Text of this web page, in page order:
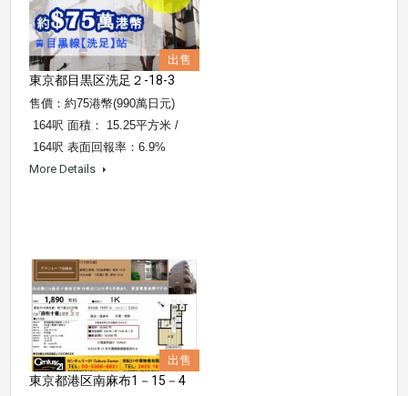
出售
東京都目黒区洗足２-18-3
售價：約75港幣(990萬日元)
164呎 面積： 15.25平方米 /
164呎 表面回報率：6.9%
More Details
出售
東京都港区南麻布1－15－4